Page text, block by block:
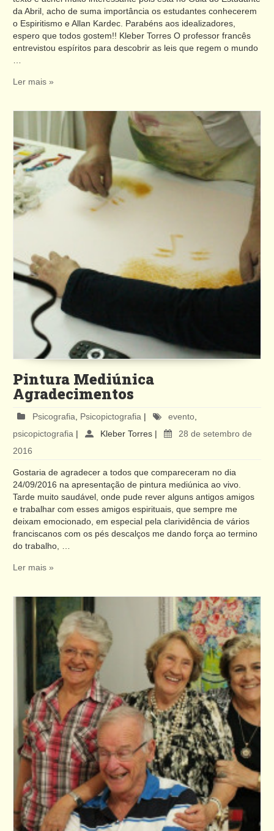
da Abril, acho de suma importância os estudantes conhecerem
o Espiritismo e Allan Kardec. Parabéns aos idealizadores,
espero que todos gostem!! Kleber Torres O professor francês
entrevistou espíritos para descobrir as leis que regem o mundo
…
Ler mais »
Pintura Mediúnica
Agradecimentos
Psicografia Psicopictografia | evento
psicopictografia | Kleber Torres |
28 de setembro de
2016
Gostaria de agradecer a todos que compareceram no dia
24/09/2016 na apresentação de pintura mediúnica ao vivo.
Tarde muito saudável, onde pude rever alguns antigos amigos
e trabalhar com esses amigos espirituais, que sempre me
deixam emocionado, em especial pela clarividência de vários
franciscanos com os pés descalços me dando força ao termino
do trabalho, …
Ler mais »